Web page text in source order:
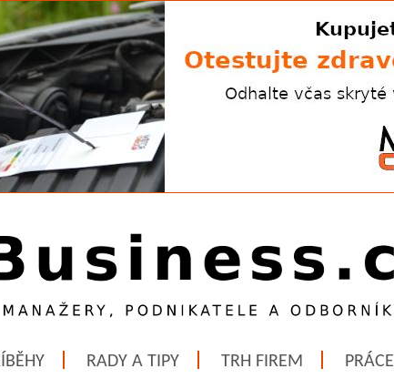
RADY A TIPY TRH FIREM PRÁCE